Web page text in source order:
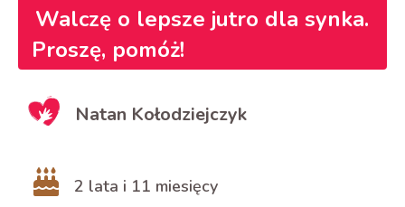
Walczę o lepsze jutro dla synka.
Proszę, pomóż!
Natan Kołodziejczyk
2 lata i 11 miesięcy